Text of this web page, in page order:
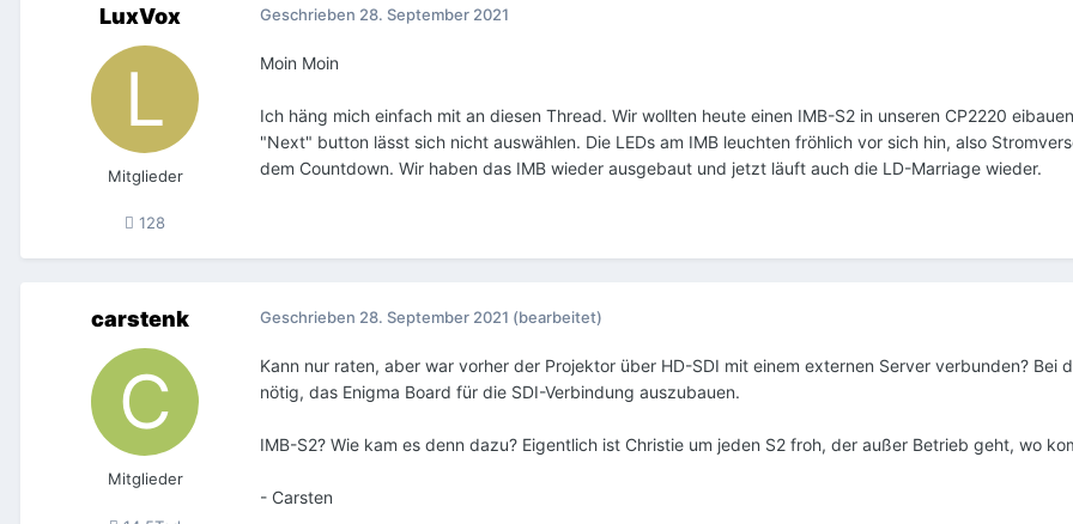
LuxVox
Mitglieder
128
Geschrieben 28. September 2021
Moin Moin
Ich häng mich einfach mit an diesen Thread. Wir wollten heute einen IMB-S2 in unseren CP2220
"Next" button lässt sich nicht auswählen. Die LEDs am IMB leuchten fröhlich vor sich hin, also
dem Countdown. Wir haben das IMB wieder ausgebaut und jetzt läuft auch die LD-Marriage wieder.
carstenk
Mitglieder
Geschrieben 28. September 2021 (bearbeitet)
Kann nur raten, aber war vorher der Projektor über HD-SDI mit einem externen Server verbunden? Bei
nötig, das Enigma Board für die SDI-Verbindung auszubauen.
IMB-S2? Wie kam es denn dazu? Eigentlich ist Christie um jeden S2 froh, der außer Betrieb geht, wo
- Carsten